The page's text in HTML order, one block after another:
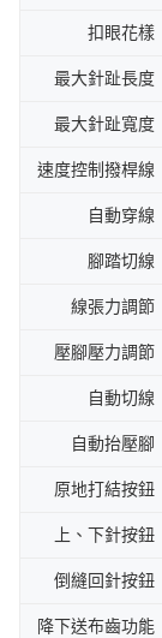
扣眼花樣
最大針趾長度
最大針趾寬度
速度控制撥桿線
自動穿線
腳踏切線
線張力調節
壓腳壓力調節
自動切線
自動抬壓腳
原地打結按鈕
上、下針按鈕
倒縫回針按鈕
降下送布齒功能